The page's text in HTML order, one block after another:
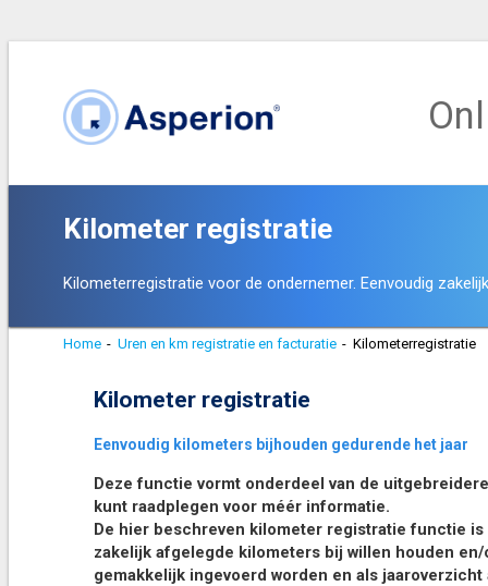
Kilometer registratie
Kilometerregistratie voor de ondernemer. Eenvoudig
Home - Uren en km registratie en facturatie - Kilometerregistratie
Kilometer registratie
Eenvoudig kilometers bijhouden gedurende het jaar
Deze functie vormt onderdeel van de
kunt raadplegen voor méér informatie.
De hier beschreven kilometer registratie functie
zakelijk afgelegde kilometers bij willen houden
gemakkelijk ingevoerd worden en als